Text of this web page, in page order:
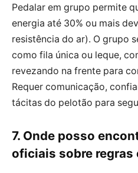
Pedalar em grupo permite
energia até 30% ou mais
resistência do ar). O grupo
como fila única ou leque,
revezando na frente para
Requer comunicação,
tácitas do pelotão para
7. Onde posso
oficiais sobre regras